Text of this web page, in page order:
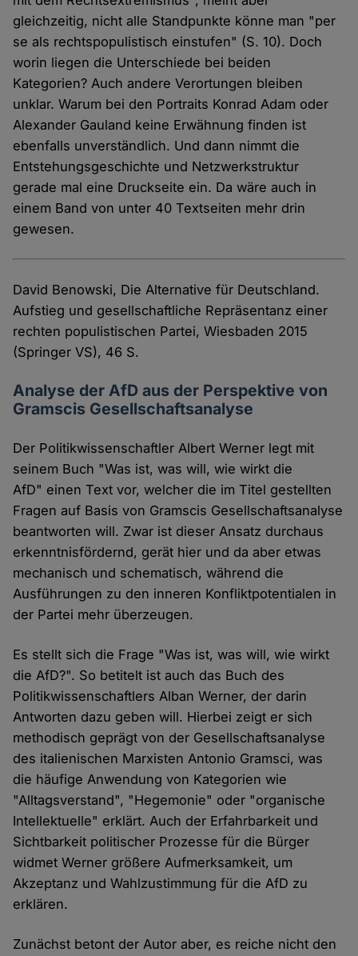
gleichzeitig, nicht alle Standpunkte könne man "per
se als rechtspopulistisch einstufen" (S. 10). Doch
worin liegen die Unterschiede bei beiden
Kategorien? Auch andere Verortungen bleiben
unklar. Warum bei den Portraits Konrad Adam oder
Alexander Gauland keine Erwähnung finden ist
ebenfalls unverständlich. Und dann nimmt die
Entstehungsgeschichte und Netzwerkstruktur
gerade mal eine Druckseite ein. Da wäre auch in
einem Band von unter 40 Textseiten mehr drin
gewesen.
David Benowski, Die Alternative für Deutschland.
Aufstieg und gesellschaftliche Repräsentanz einer
rechten populistischen Partei, Wiesbaden 2015
(Springer VS), 46 S.
Analyse der AfD aus der Perspektive von
Gramscis Gesellschaftsanalyse
Der Politikwissenschaftler Albert Werner legt mit
seinem Buch "Was ist, was will, wie wirkt die
AfD" einen Text vor, welcher die im Titel gestellten
Fragen auf Basis von Gramscis Gesellschaftsanalyse
beantworten will. Zwar ist dieser Ansatz durchaus
erkenntnisfördernd, gerät hier und da aber etwas
mechanisch und schematisch, während die
Ausführungen zu den inneren Konfliktpotentialen in
der Partei mehr überzeugen.
Es stellt sich die Frage "Was ist, was will, wie wirkt
die AfD?". So betitelt ist auch das Buch des
Politikwissenschaftlers Alban Werner, der darin
Antworten dazu geben will. Hierbei zeigt er sich
methodisch geprägt von der Gesellschaftsanalyse
des italienischen Marxisten Antonio Gramsci, was
die häufige Anwendung von Kategorien wie
"Alltagsverstand", "Hegemonie" oder "organische
Intellektuelle" erklärt. Auch der Erfahrbarkeit und
Sichtbarkeit politischer Prozesse für die Bürger
widmet Werner größere Aufmerksamkeit, um
Akzeptanz und Wahlzustimmung für die AfD zu
erklären.
Zunächst betont der Autor aber, es reiche nicht den